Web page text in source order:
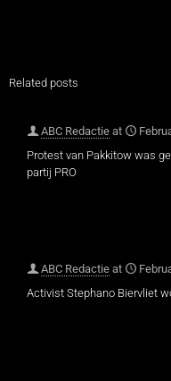
Related posts
ABC Redactie at
Protest van Pakkitow was
partij PRO
ABC Redactie at
Activist Stephano Biervliet